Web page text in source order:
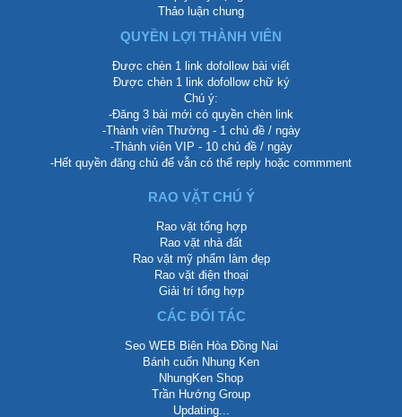
Thảo luận chung
QUYỀN LỢI THÀNH VIÊN
Được chèn 1 link dofollow bài viết
Được chèn 1 link dofollow chữ ký
Chú ý:
-Đăng 3 bài mới có quyền chèn link
-Thành viên Thường - 1 chủ đề / ngày
-Thành viên VIP - 10 chủ đề / ngày
-Hết quyền đăng chủ để vẫn có thể reply hoặc commment
RAO VẶT CHÚ Ý
Rao vặt tổng hợp
Rao vặt nhà đất
Rao vặt mỹ phẩm làm đẹp
Rao vặt điện thoại
Giải trí tổng hợp
CÁC ĐỐI TÁC
Seo WEB Biên Hòa Đồng Nai
Bánh cuốn Nhung Ken
NhungKen Shop
Trần Hướng Group
Updating...